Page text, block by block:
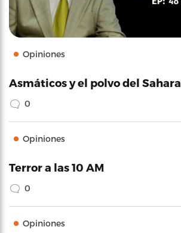
Opiniones
Asmáticos y el polvo del Sahara
0
Opiniones
Terror a las 10 AM
0
Opiniones